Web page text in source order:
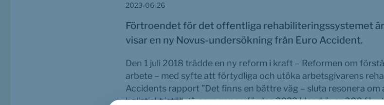
2023-06-26
Förtroendet för det offentliga rehabiliteringssystemet
visar en ny Novus-undersökning från Euro Accident.
Den 1 juli 2018 trädde en ny reform i kraft – Reformen om
arbete – med syfte att förtydliga och utöka arbetsgivarens
Accidents rapport ”Det finns en bättre väg – sluta resonera
holistiskt istället”, som genomfördes 2022 bland över 300